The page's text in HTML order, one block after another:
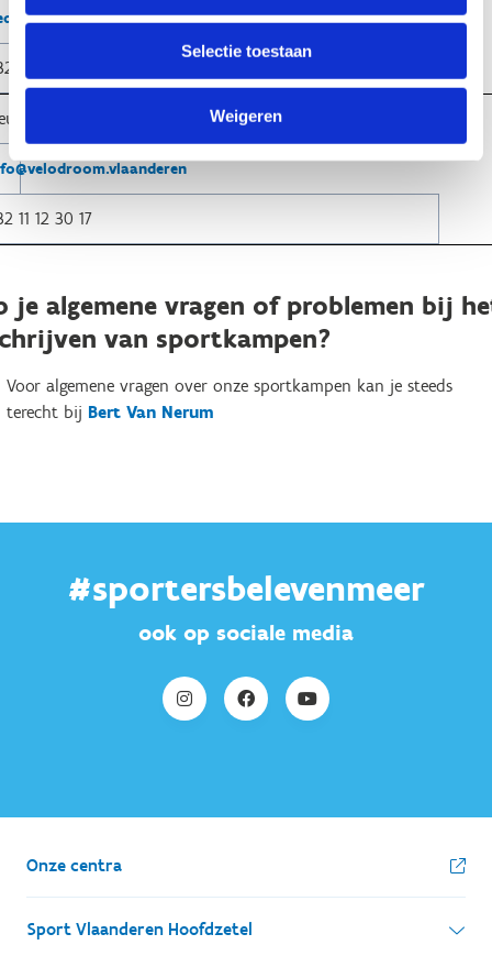
Selectie toestaan
Weigeren
53 67 12 15
Zolder
11 12 30 17
je algemene vragen of problemen bij
van sportkampen?
Voor algemene vragen over onze sportkampen kan je steeds
terecht bij Bert Van Nerum
#sportersbelevenmeer
ook op sociale media
Onze centra
Sport Vlaanderen Hoofdzetel